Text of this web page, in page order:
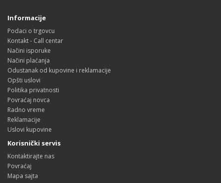
Informacije
Podaci o trgovcu
Kontakt - Call centar
Načini isporuke
Načini plaćanja
Odustanak od kupovine i reklamacije
Opšti uslovi
Politika privatnosti
Povraćaj novca
Radno vreme
Reklamacije
Uslovi kupovine
Korisnički servis
Kontaktirajte nas
Povraćaj
Mapa sajta